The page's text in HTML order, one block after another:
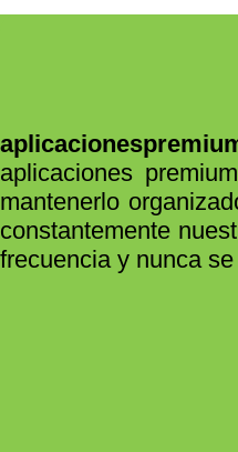
aplicaciones
mantenerlo
constantemente
frecuencia y nunca